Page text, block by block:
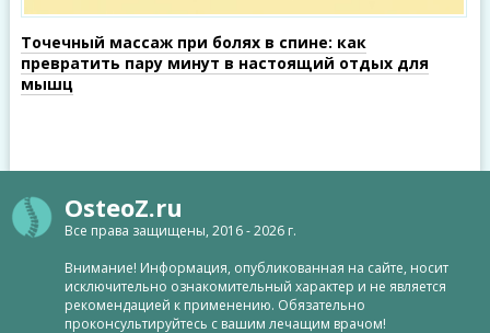
Точечный массаж при болях в спине: как
превратить пару минут в настоящий отдых для
мышц
OsteoZ.ru
Все права защищены, 2016 - 2026 г.
Внимание! Информация, опубликованная на сайте, носит
исключительно ознакомительный характер и не является
рекомендацией к применению. Обязательно
проконсультируйтесь с вашим лечащим врачом!